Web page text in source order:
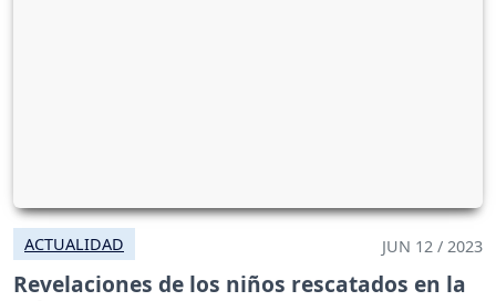
ACTUALIDAD JUN 12 / 2023
Revelaciones de los niños rescatados en la